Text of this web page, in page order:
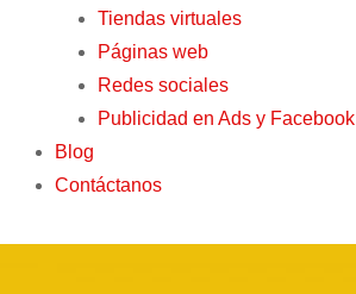
Tiendas virtuales
Páginas web
Redes sociales
Publicidad en Ads y Facebook
Blog
Contáctanos